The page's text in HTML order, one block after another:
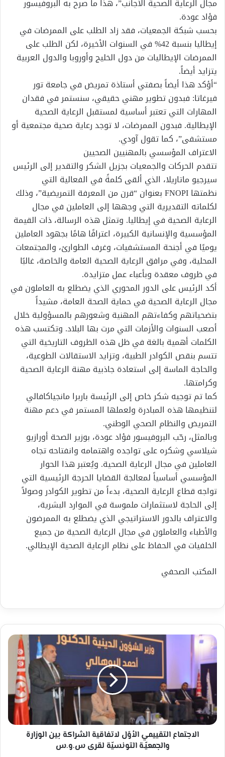
مجال الرعاية الصحية الأجانب”، هذا ما صرح به البروفيسور
فؤاد عودة.
بحسب شبكة الجمعيات، فقد زاد الطلب على الممرضات في
إيطاليا بنسبة 42% في السنوات الأخيرة، لكن الطلب على
الممرضات الإيطاليات من دول الخليج وأوروبا والدول العربية
يتزايد أيضاً.
“أؤكد هذا أيضاً بصفتي أستاذة تمريض في جامعة تور
فيرغاتا: فبدون تطوير مهني حقيقي، سنستمر في فقدان
المهارات التي تعتبر أساسية لمستقبل الرعاية الصحية
الإيطالية. فبدون الممرضات، لا توجد رعاية صحية مجتمعية أو
مستشفى”، كما تقول آودي.
الاعتراف المؤسسي بالمهنيين الصحيين
تتقدم الحركات والجمعيات بجزيل الشكر والتقدير إلى الرئيس
سيرجيو ماتاريلا، الذي ألقى كلمةً في الفعالية التي
نظمتها FNOPI بعنوان “قرن من المعرفة التمريضية”، وذلك
لكلماته التقديرية التي وجهها إلى العاملين في مجال
الرعاية الصحية في إيطاليا. وتمثل هذه الرسالة، ذات القيمة
المؤسسية والإنسانية الكبيرة، اعترافًا هامًا بجهود العاملين
يوميًا في أجنحة المستشفيات، وغرف الطوارئ، والمجتمعات
المحلية، وفي مرافق الرعاية الصحية العامة والخاصة، غالبًا
في ظروف معقدة وبأعباء عمل متزايدة.
أكد الرئيس على الدور المحوري الذي يضطلع به العاملون في
مجال الرعاية الصحية في حماية الصحة العامة، مشيداً
بتضحياتهم وكفاءتهم المهنية وشعورهم بالمسؤولية خلال
أصعب السنوات والأزمات التي مرت بها البلاد. وتكتسب هذه
الكلمات أهمية بالغة في ظل هذه الظروف التاريخية التي
تتسم بنقص الكوادر الطبية، وتزايد الاستقالات الطوعية،
والحاجة الماسة إلى استعادة جاذبية مهنة الرعاية الصحية
وكرامتها.
كما تم توجيه شكر خاص إلى الرئيسة باربرا مانجياكافالي
لتنظيمها هذه المبادرة ولعملها المستمر في دعم مهنة
التمريض والنظام الصحي الوطني.
وبالمثل، رحّب البروفيسور فؤاد عودة، بوزير الصحة أورازيو
شيلاسي وشكره على تواجده واهتمامه وانفتاحه تجاه
العاملين في مجال الرعاية الصحية. ويُعتبر هذا الحوار
المؤسسي أساسياً لمعالجة القضايا الحرجة الرئيسية التي
تواجه قطاع الرعاية الصحية، بدءاً من تطوير الكوادر وصولاً
إلى الحاجة لاستثمارات ملموسة في الموارد البشرية،
والاعتراف بالدور الاستراتيجي الذي يضطلع به الممرضون
والأطباء والعاملون في مجال الرعاية الصحية من جميع
الخلفيات في الحفاظ على نظام الرعاية الصحية الإيطالي.
المكتب الصحفي
الاجتماع
التقييمي
الأوّل
لاتفاقية
الشراكة
بين
الوزارة
والجمعيّـة
التونسيّة
الاجتماع التقييمي الأوّل لاتفاقية الشراكة بين الوزارة
والجمعيّـة التونسيّة لقرى س.و.س